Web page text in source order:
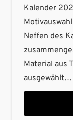
Kalender
Neffen des
Material aus
ausgewählt…